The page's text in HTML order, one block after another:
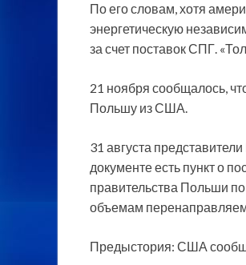
По его словам, хотя
энергетическую
за счет поставок СПГ.
21 ноября сообщалось,
Польшу из США.
31 августа
документе есть пункт о
правительства Польши
объемам
Предыстория: США